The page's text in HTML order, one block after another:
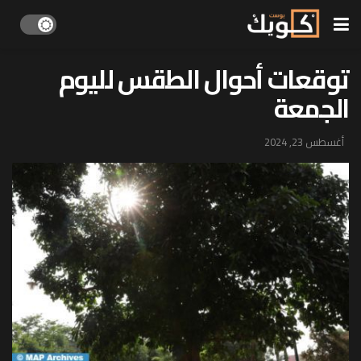
توقعات أحوال الطقس لليوم
الجمعة
أغسطس 23, 2024